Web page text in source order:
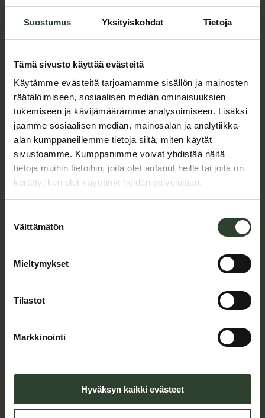
Suostumus Yksityiskohdat Tietoja
Tämä sivusto käyttää evästeitä
Käytämme evästeitä tarjoamamme sisällön ja mainosten
räätälöimiseen, sosiaalisen median ominaisuuksien
tukemiseen ja kävijämäärämme analysoimiseen. Lisäksi
jaamme sosiaalisen median, mainosalan ja analytiikka-
alan kumppaneillemme tietoja siitä, miten käytät
sivustoamme. Kumppanimme voivat yhdistää näitä
tietoja muihin tietoihin, joita olet antanut heille tai joita on
kerätty, kun olet käyttänyt heidän palvelujaan.
valinta
Välttämätön
Mieltymykset
Tilastot
Markkinointi
Hyväksyn kaikki evästeet
sivuston suosio kasvaa jatkuvasti. Sivuilta
löytyy vinkkejä muun muassa siihen, kuinka
ruokakauppalaskussa voi säästää
oleviin Satun loihtimiin uusiin
perunaresepteihin.
Katso reseptejä
Katso myös nämä
Juurescurry
: Juurescurry